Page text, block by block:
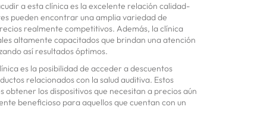
a esta clínica es la excelente relación calidad-
pueden encontrar una amplia variedad de
realmente competitivos. Además, la clínica
altamente capacitados que brindan una atención
así resultados óptimos.
es la posibilidad de acceder a descuentos
relacionados con la salud auditiva. Estos
obtener los dispositivos que necesitan a precios aún
beneficioso para aquellos que cuentan con un